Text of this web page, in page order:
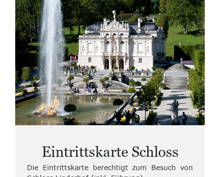
Eintrittskarte Schloss
Die Eintrittskarte berechtigt zum Besuch von